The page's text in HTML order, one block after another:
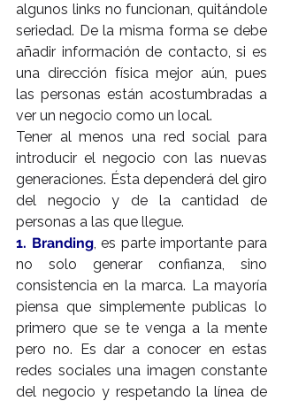
algunos links no funcionan, quitándole
seriedad. De la misma forma se debe
añadir información de contacto, si es
una dirección física mejor aún, pues
las personas están acostumbradas a
ver un negocio como un local.
Tener al menos una red social para
introducir el negocio con las nuevas
generaciones. Ésta dependerá del giro
del negocio y de la cantidad de
personas a las que llegue.
1. Branding, es parte importante para
no solo generar confianza, sino
consistencia en la marca. La mayoría
piensa que simplemente publicas lo
primero que se te venga a la mente
pero no. Es dar a conocer en estas
redes sociales una imagen constante
del negocio y respetando la línea de